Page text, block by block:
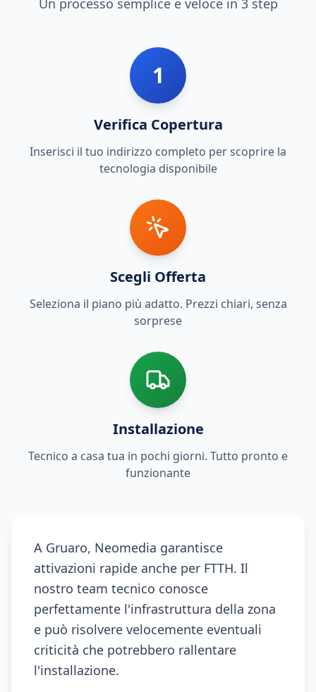
Un processo semplice e veloce in 3 step
1
Verifica Copertura
Inserisci il tuo indirizzo completo per scoprire la
tecnologia disponibile
Scegli Offerta
Seleziona il piano più adatto. Prezzi chiari, senza
sorprese
Installazione
Tecnico a casa tua in pochi giorni. Tutto pronto e
funzionante
A Gruaro, Neomedia garantisce
attivazioni rapide anche per FTTH. Il
nostro team tecnico conosce
perfettamente l'infrastruttura della zona
e può risolvere velocemente eventuali
criticità che potrebbero rallentare
l'installazione.